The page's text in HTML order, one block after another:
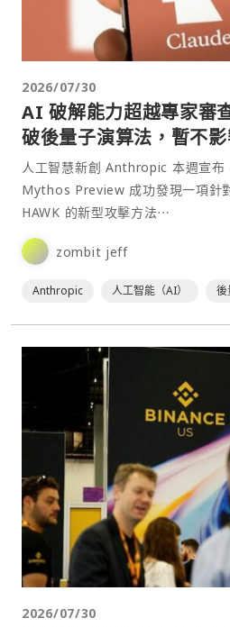
2026/07/30
AI 破解能力超越專家
破後量子演算法，暫不
人工智慧新創 Anthropic 本週宣布
Mythos Preview 成功發現一項針
HAWK 的新型攻擊方法⋯
zombit jeff
Anthropic 人工智能（AI） 後
2026/07/30